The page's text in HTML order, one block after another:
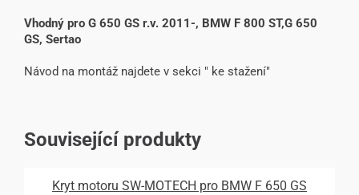
Vhodný pro G 650 GS r.v. 2011-, BMW F 800 ST,G 650
GS, Sertao
Návod na montáž najdete v sekci " ke stažení"
Související produkty
Kryt motoru SW-MOTECH pro BMW F 650 GS